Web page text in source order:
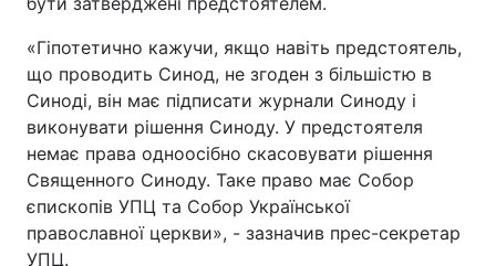
«Гіпотетично кажучи, якщо навіть предстоятель,
що проводить Синод, не згоден з більшістю в
Синоді, він має підписати журнали Синоду і
виконувати рішення Синоду. У предстоятеля
немає права одноосібно скасовувати рішення
Священного Синоду. Таке право має Собор
єпископів УПЦ та Собор Української
православної церкви», - зазначив прес-секретар
УПЦ.